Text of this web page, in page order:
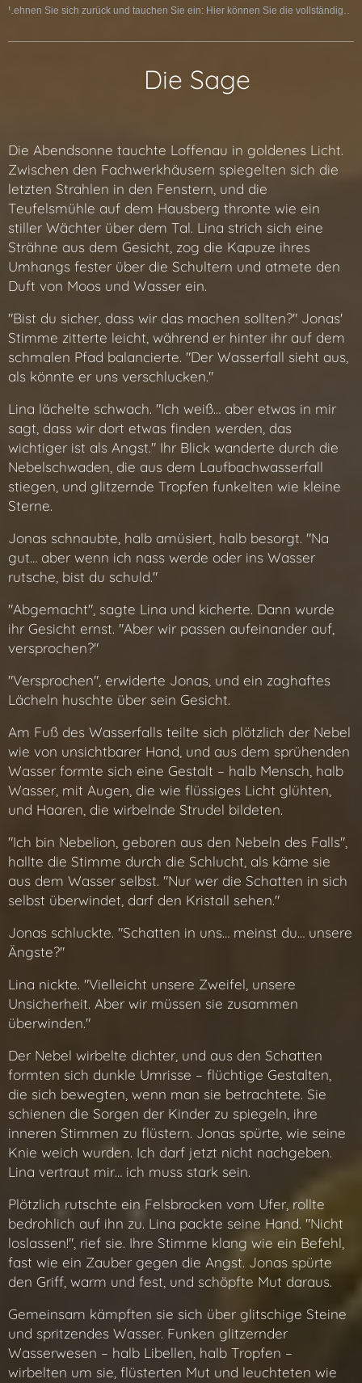
Lehnen Sie sich zurück und tauchen Sie ein: Hier können Sie die vollständige Sage als Hörspiel erleben:
📜 Die Sage
Die Abendsonne tauchte Loffenau in goldenes Licht.
Zwischen den Fachwerkhäusern spiegelten sich die
letzten Strahlen in den Fenstern, und die
Teufelsmühle auf dem Hausberg thronte wie ein
stiller Wächter über dem Tal. Lina strich sich eine
Strähne aus dem Gesicht, zog die Kapuze ihres
Umhangs fester über die Schultern und atmete den
Duft von Moos und Wasser ein.
"Bist du sicher, dass wir das machen sollten?" Jonas'
Stimme zitterte leicht, während er hinter ihr auf dem
schmalen Pfad balancierte. "Der Wasserfall sieht aus,
als könnte er uns verschlucken."
Lina lächelte schwach. "Ich weiß… aber etwas in mir
sagt, dass wir dort etwas finden werden, das
wichtiger ist als Angst." Ihr Blick wanderte durch die
Nebelschwaden, die aus dem Laufbachwasserfall
stiegen, und glitzernde Tropfen funkelten wie kleine
Sterne.
Jonas schnaubte, halb amüsiert, halb besorgt. "Na
gut… aber wenn ich nass werde oder ins Wasser
rutsche, bist du schuld."
"Abgemacht", sagte Lina und kicherte. Dann wurde
ihr Gesicht ernst. "Aber wir passen aufeinander auf,
versprochen?"
"Versprochen", erwiderte Jonas, und ein zaghaftes
Lächeln huschte über sein Gesicht.
Am Fuß des Wasserfalls teilte sich plötzlich der Nebel
wie von unsichtbarer Hand, und aus dem sprühenden
Wasser formte sich eine Gestalt – halb Mensch, halb
Wasser, mit Augen, die wie flüssiges Licht glühten,
und Haaren, die wirbelnde Strudel bildeten.
"Ich bin Nebelion, geboren aus den Nebeln des Falls",
hallte die Stimme durch die Schlucht, als käme sie
aus dem Wasser selbst. "Nur wer die Schatten in sich
selbst überwindet, darf den Kristall sehen."
Jonas schluckte. "Schatten in uns… meinst du… unsere
Ängste?"
Lina nickte. "Vielleicht unsere Zweifel, unsere
Unsicherheit. Aber wir müssen sie zusammen
überwinden."
Der Nebel wirbelte dichter, und aus den Schatten
formten sich dunkle Umrisse – flüchtige Gestalten,
die sich bewegten, wenn man sie betrachtete. Sie
schienen die Sorgen der Kinder zu spiegeln, ihre
inneren Stimmen zu flüstern. Jonas spürte, wie seine
Knie weich wurden. Ich darf jetzt nicht nachgeben.
Lina vertraut mir… ich muss stark sein.
Plötzlich rutschte ein Felsbrocken vom Ufer, rollte
bedrohlich auf ihn zu. Lina packte seine Hand. "Nicht
loslassen!", rief sie. Ihre Stimme klang wie ein Befehl,
fast wie ein Zauber gegen die Angst. Jonas spürte
den Griff, warm und fest, und schöpfte Mut daraus.
Gemeinsam kämpften sie sich über glitschige Steine
und spritzendes Wasser. Funken glitzernder
Wasserwesen – halb Libellen, halb Tropfen –
wirbelten um sie, flüsterten Mut und leuchteten wie